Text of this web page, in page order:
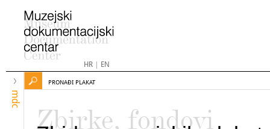
HR| EN
mdc
PRONAĐI PLAKAT
Zbirke, fondovi